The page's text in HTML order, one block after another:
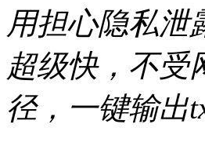
用担心隐私泄
超级快，不受
径，一键输出